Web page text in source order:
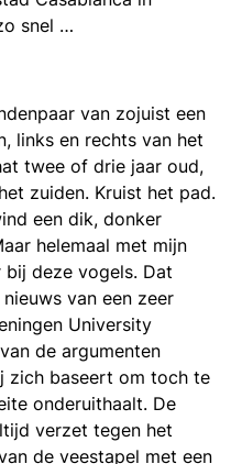
snel …
van zojuist een
links en rechts van het
twee of drie jaar oud,
zuiden. Kruist het pad.
een dik, donker
helemaal met mijn
deze vogels. Dat
van een zeer
University
de argumenten
zich baseert om toch te
onderuithaalt. De
verzet tegen het
de veestapel met een